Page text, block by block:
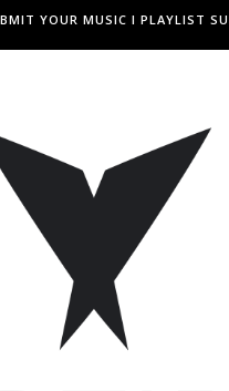
YOUR MUSIC I PLAYLIST